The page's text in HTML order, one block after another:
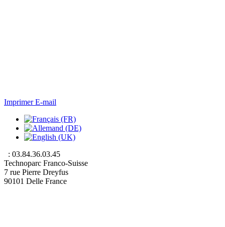
ImprimerE-mail
: 03.84.36.03.45
Technoparc Franco-Suisse
7 rue Pierre Dreyfus
90101 Delle France